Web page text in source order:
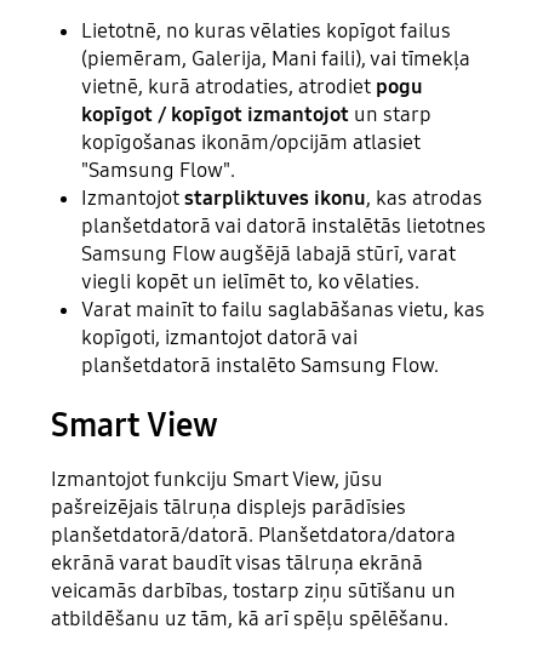
Lietotnē, no kuras vēlaties kopīgot failus
(piemēram, Galerija, Mani faili), vai tīmekļa
vietnē, kurā atrodaties, atrodiet pogu
kopīgot / kopīgot izmantojot un starp
kopīgošanas ikonām/opcijām atlasiet
"Samsung Flow".
Izmantojotstarpliktuves ikonu, kas atrodas
planšetdatorā vai datorā instalētās lietotnes
Samsung Flow augšējā labajā stūrī, varat
viegli kopēt un ielīmēt to, ko vēlaties.
Varat mainīt to failu saglabāšanas vietu, kas
kopīgoti, izmantojot datorā vai
planšetdatorā instalēto Samsung Flow.
Smart View
Izmantojot funkciju Smart View, jūsu
pašreizējais tālruņa displejs parādīsies
planšetdatorā/datorā. Planšetdatora/datora
ekrānā varat baudīt visas tālruņa ekrānā
veicamās darbības, tostarp ziņu sūtīšanu un
atbildēšanu uz tām, kā arī spēļu spēlēšanu.